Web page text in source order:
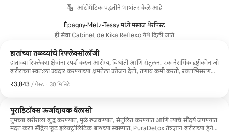
ऑटोमॅटिक पद्धतीने भाषांतर केले आहे
Épagny-Metz-Tessy मध्ये मसाज थेरपिस्ट
ही सेवा Cabinet de Kika Reflexo येथे दिली जाते
हातांच्या तळव्यांचे रिफ्लेक्सोलॉजी
हातांच्या रिफ्लेक्स क्षेत्रांना स्पर्श करून आरोग्य, विश्रांती आणि संतुलन. एक नैसर्गिक दृष्टीकोन जो
शरीराच्या स्वतःला उबदार करण्याच्या क्षमतेला उत्तेजन देतो, तणाव कमी करतो, रक्ताभिसरण
₹3,843 / गेस्ट
₹3,843 प्रति गेस्ट
, · 30 मिनिटे
पुराडिटॉक्स ऊर्जादायक थॅलासो
तुमच्या शरीराला शुद्ध करण्यात, मुळे रुजवण्यात, संतुलित करण्यात आणि त्याचे सौंदर्य जपण्यात
मदत करा! सेंद्रिय फूट इलेक्ट्रोलिटिक बाथच्या स्वरूपात, PuraDetox तंत्रज्ञान शरीराच्या ड्रेनेज